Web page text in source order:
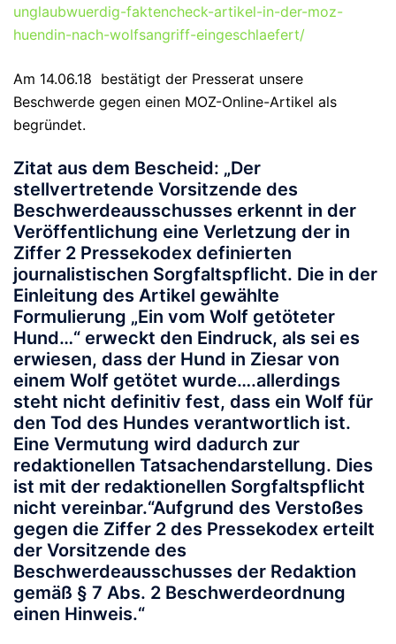
unglaubwuerdig-faktencheck-artikel-in-der-moz-
huendin-nach-wolfsangriff-eingeschlaefert/
Am 14.06.18 bestätigt der Presserat unsere
Beschwerde gegen einen MOZ-Online-Artikel als
begründet.
Zitat aus dem Bescheid: „Der
stellvertretende Vorsitzende des
Beschwerdeausschusses erkennt in der
Veröffentlichung eine Verletzung der in
Ziffer 2 Pressekodex definierten
journalistischen Sorgfaltspflicht. Die in der
Einleitung des Artikel gewählte
Formulierung „Ein vom Wolf getöteter
Hund…“ erweckt den Eindruck, als sei es
erwiesen, dass der Hund in Ziesar von
einem Wolf getötet wurde….allerdings
steht nicht definitiv fest, dass ein Wolf für
den Tod des Hundes verantwortlich ist.
Eine Vermutung wird dadurch zur
redaktionellen Tatsachendarstellung. Dies
ist mit der redaktionellen Sorgfaltspflicht
nicht vereinbar.“Aufgrund des Verstoßes
gegen die Ziffer 2 des Pressekodex erteilt
der Vorsitzende des
Beschwerdeausschusses der Redaktion
gemäß § 7 Abs. 2 Beschwerdeordnung
einen Hinweis.“